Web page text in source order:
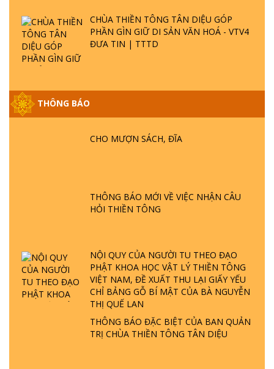
CHÙA THIỀN TÔNG TÂN DIỆU GÓP
PHẦN GÌN GIỮ DI SẢN VĂN HOÁ - VTV4
ĐƯA TIN | TTTD
THÔNG BÁO
CHO MƯỢN SÁCH, ĐĨA
THÔNG BÁO MỚI VỀ VIỆC NHẬN CÂU
HỎI THIỀN TÔNG
NỘI QUY CỦA NGƯỜI TU THEO ĐẠO
PHẬT KHOA HỌC VẬT LÝ THIỀN TÔNG
VIỆT NAM, ĐỀ XUẤT THU LẠI GIẤY YẾU
CHỈ BẢNG GỖ BÍ MẬT CỦA BÀ NGUYỄN
THỊ QUẾ LAN
THÔNG BÁO ĐẶC BIỆT CỦA BAN QUẢN
TRỊ CHÙA THIỀN TÔNG TÂN DIỆU
GIẢI ĐÁP ĐẶC BIỆT P25 - SUỐT 49 NĂM
PHẬT KHÔNG NÓI? HỘI LONG HOA LÀ
TTTD
GIẢI ĐÁP THIỀN TÔNG ĐẶC BIỆT P22 - TẠI
SAO TRÁI ĐẤT NHIỀU THIÊN TAI - LŨ LỤT
- HỎA HOẠN | TTTD
GIẢI ĐÁP THIỀN TÔNG ĐẶC BIỆT P21 - TẠI